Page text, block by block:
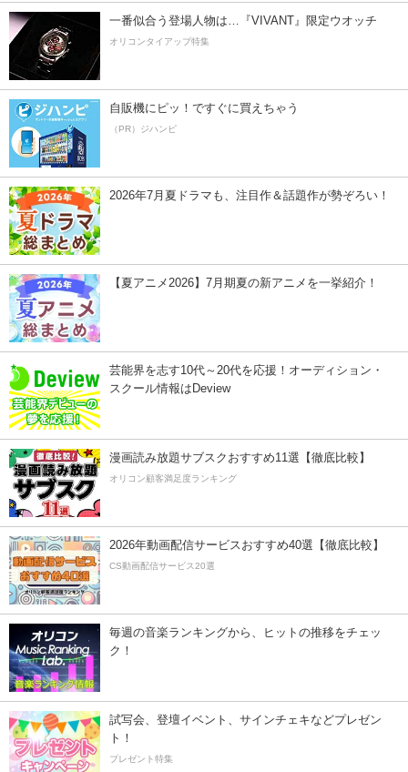
一番似合う登場人物は…『VIVANT』限定ウオッチ
オリコンタイアップ特集
自販機にピッ！ですぐに買えちゃう
（PR）ジハンピ
2026年7月夏ドラマも、注目作＆話題作が勢ぞろい！
【夏アニメ2026】7月期夏の新アニメを一挙紹介！
芸能界を志す10代～20代を応援！オーディション・
スクール情報はDeview
漫画読み放題サブスクおすすめ11選【徹底比較】
オリコン顧客満足度ランキング
2026年動画配信サービスおすすめ40選【徹底比較】
CS動画配信サービス20選
毎週の音楽ランキングから、ヒットの推移をチェッ
ク！
試写会、登壇イベント、サインチェキなどプレゼン
ト！
プレゼント特集